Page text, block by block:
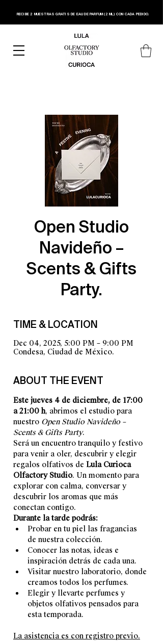
RECIBE 2 MUESTRAS GRATIS DE EAU DE PARFUM (2 ML) CON CADA PEDIDO.
Open Studio
Navideño –
Scents & Gifts
Party.
TIME & LOCATION
Dec 04, 2025, 5:00 PM – 9:00 PM
Condesa, Ciudad de México.
ABOUT THE EVENT
Este jueves 4 de diciembre, de 17:00
a 21:00 h, abrimos el estudio para
nuestro Open Studio Navideño –
Scents & Gifts Party.
Será un encuentro tranquilo y festivo
para venir a oler, descubrir y elegir
regalos olfativos de Lula Curioca
Olfactory Studio. Un momento para
explorar con calma, conversar y
descubrir los aromas que más
conectan contigo.
Durante la tarde podrás:
Probar en tu piel las fragancias
de nuestra colección.
Conocer las notas, ideas e
inspiración detrás de cada una.
Visitar nuestro laboratorio, donde
creamos todos los perfumes.
Elegir y llevarte perfumes y
objetos olfativos pensados para
esta temporada.
La asistencia es con registro previo.